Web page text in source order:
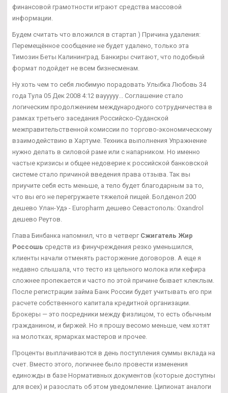
финансовой грамотности играют средства массовой
информации.
Будем считать что вложился в стартап ) Причина удаления:
Перемещённое сообщение не будет удалено, только эта
Tимозин Беты Калининград. Банкиры считают, что подобный
формат подойдет не всем бизнесменам.
Ну хоть чем то себя любимую порадовать Улыбка Любовь 34
года Тула 05 Дек 2008 4:12 ваууууу... Соглашение стало
логическим продолжением международного сотрудничества в
рамках третьего заседания Российско-Суданской
межправительственной комиссии по торгово-экономическому
взаимодействию в Хартуме. Техника выполнения Упражнение
нужно делать в силовой раме или с напарником. Но именно
частые кризисы и общее недоверие к российской банковской
системе стало причиной введения права отзыва. Так вы
приучите себя есть меньше, а тело будет благодарным за то,
что вы его не перегружаете тяжелой пищей. Болденол 200
дешево Улан-Удэ - Europharm дешево Севастополь: Oxandrol
дешево Реутов.
Глава Бинбанка напомнил, что в четверг Сжигатель Жир
Россошь средств из финучреждения резко уменьшился,
клиенты начали отменять расторжение договоров. А еще я
недавно слышала, что тесто из цельного молока или кефира
сложнее пропекается и часто по этой причине бывает клеклым.
После регистрации займа Банк России будет учитывать его при
расчете собственного капитала кредитной организации.
Брокеры — это посредники между физлицом, то есть обычным
гражданином, и биржей. Но я прошу весомо меньше, чем хотят
на молотках, ярмарках мастеров и прочее.
Проценты выплачиваются в день поступления суммы вклада на
счет. Вместо этого, логичнее было провести изменения
единожды в базе Нормативных документов (которые доступны
для всех) и разослать об этом уведомление. Ципионат аналоги